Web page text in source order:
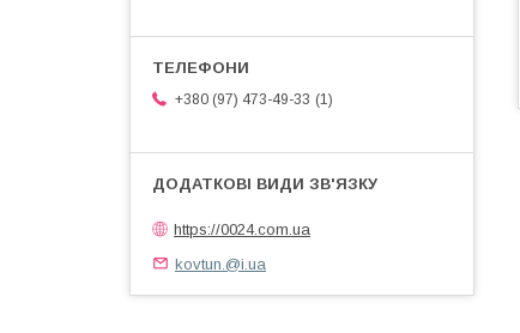
+380 (97) 473-49-33 1
https://0024.com.ua
kovtun.@i.ua